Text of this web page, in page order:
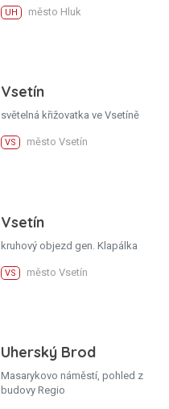
UH město Hluk
Vsetín
světelná křižovatka ve Vsetíně
VS město Vsetín
Vsetín
kruhový objezd gen. Klapálka
VS město Vsetín
Uherský Brod
Masarykovo náměstí, pohled z
budovy Regio